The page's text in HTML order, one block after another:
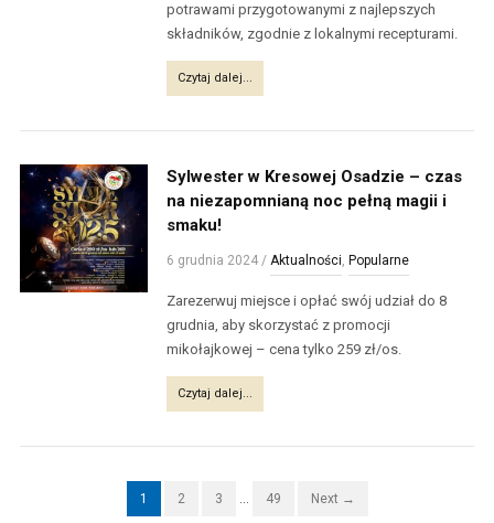
potrawami przygotowanymi z najlepszych
składników, zgodnie z lokalnymi recepturami.
Czytaj dalej...
Sylwester w Kresowej Osadzie – czas
na niezapomnianą noc pełną magii i
smaku!
6 grudnia 2024 /Aktualności, Popularne
Zarezerwuj miejsce i opłać swój udział do 8
grudnia, aby skorzystać z promocji
mikołajkowej – cena tylko 259 zł/os.
Czytaj dalej...
1 2 3 … 49 Next →